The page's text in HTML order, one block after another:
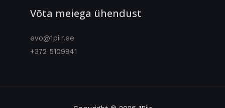
Võta meiega ühendust
evo@1piir.ee
+372 5109941